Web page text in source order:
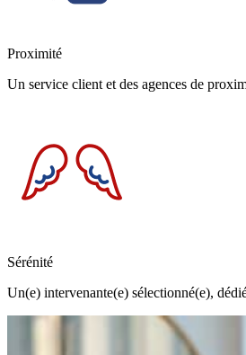
Proximité
Un service client et des agences de
Sérénité
Un(e) intervenante(e) sélectionné(e),